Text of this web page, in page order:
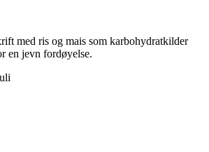
med ris og mais som karbohydratkilder
en jevn fordøyelse.